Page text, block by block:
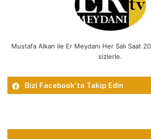
Mustafa Alkan ile Er Meydanı Her Salı Saat
sizlerle.
Bizi Facebook’ta Takip Edin